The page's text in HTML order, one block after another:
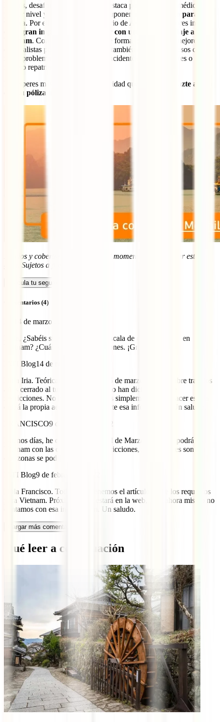
El país, desafortunadamente, no destaca por sus centros médicos de
primer nivel y los pocos que hay suponen
un gran gasto para el
turista. Por ello, el propio Ministerio de Asuntos Exteriores insiste
a gran importancia de contar con un seguro de viaje a
Vietnam. Con él tendrás acceso de forma gratuita a los mejores
especialistas pero, además, estarás también cubierto en casos como
robo, problemas con tu equipaje, incidentes con transportes o
incluso repatriación.
No esperes más. Viaja con la seguridad que mereces y
hazte ahora
con tu póliza internacional
Precios y coberturas vigentes en el momento de actualizar esta
guía. Sujetos a posibles cambios.
Calcula tu seguro
Comentarios (4)
14 de marzo de 2022
Hola, ¿Sabéis si es posible hacer escala de corta duración en
Vietnam? ¿Cuáles son las restricciones. ¡Gracias!
IATI Blog14 de marzo de 2022
Hola Iria. Teóricamente mañana 15 de marzo Vietnam abre tras dos
años cerrado al turismo y todavía no han dicho bajo que
restricciones. No hay noticias. Si es simplemente para hacer escala
quizá la propia aerolínea pueda darte esa información. Un saludo.
FRANCISCO9 de febrero de 2022
Buenos días, he oído que para final de Marzo o abril se podrá ir a
Vietnam con las consiguientes restricciones, sabéis cuales son y a
que zonas se podrá ir? Gracias
IATI Blog9 de febrero de 2022
Hola Francisco. Todavía no tenemos el artículo sobre los requisitos
para Vietnam. Próximamente estará en la web, pero ahora mismo no
contamos con esa información. Un saludo.
Cargar más comentarios
Qué leer a continuación